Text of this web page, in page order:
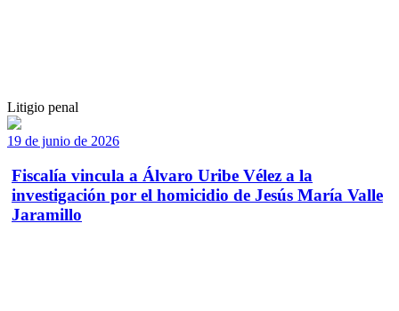
Litigio penal
19 de junio de 2026
Fiscalía vincula a Álvaro Uribe Vélez a la
investigación por el homicidio de Jesús María Valle
Jaramillo